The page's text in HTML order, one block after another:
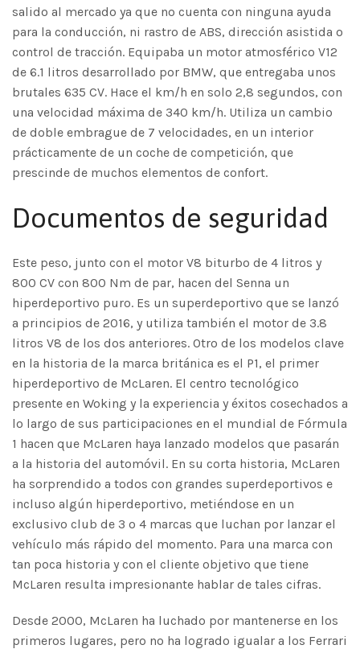
salido al mercado ya que no cuenta con ninguna ayuda
para la conducción, ni rastro de ABS, dirección asistida o
control de tracción. Equipaba un motor atmosférico V12
de 6.1 litros desarrollado por BMW, que entregaba unos
brutales 635 CV. Hace el km/h en solo 2,8 segundos, con
una velocidad máxima de 340 km/h. Utiliza un cambio
de doble embrague de 7 velocidades, en un interior
prácticamente de un coche de competición, que
prescinde de muchos elementos de confort.
Documentos de seguridad
Este peso, junto con el motor V8 biturbo de 4 litros y
800 CV con 800 Nm de par, hacen del Senna un
hiperdeportivo puro. Es un superdeportivo que se lanzó
a principios de 2016, y utiliza también el motor de 3.8
litros V8 de los dos anteriores. Otro de los modelos clave
en la historia de la marca británica es el P1, el primer
hiperdeportivo de McLaren. El centro tecnológico
presente en Woking y la experiencia y éxitos cosechados a
lo largo de sus participaciones en el mundial de Fórmula
1 hacen que McLaren haya lanzado modelos que pasarán
a la historia del automóvil. En su corta historia, McLaren
ha sorprendido a todos con grandes superdeportivos e
incluso algún hiperdeportivo, metiéndose en un
exclusivo club de 3 o 4 marcas que luchan por lanzar el
vehículo más rápido del momento. Para una marca con
tan poca historia y con el cliente objetivo que tiene
McLaren resulta impresionante hablar de tales cifras.
Desde 2000, McLaren ha luchado por mantenerse en los
primeros lugares, pero no ha logrado igualar a los Ferrari